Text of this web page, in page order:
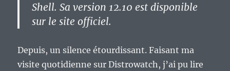
Shell. Sa version 12.10 est disponible
sur le site officiel.
Depuis, un silence étourdissant. Faisant ma
visite quotidienne sur Distrowatch, j’ai pu lire